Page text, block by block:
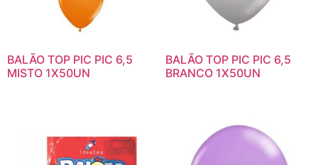
BALÃO TOP PIC PIC 6,5
MISTO 1X50UN
BALÃO TOP PIC PIC 6,5
BRANCO 1X50UN